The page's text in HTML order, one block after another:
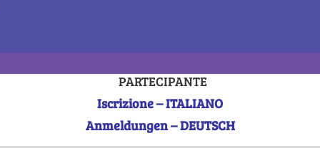
PARTECIPANTE
Iscrizione – ITALIANO
Anmeldungen – DEUTSCH